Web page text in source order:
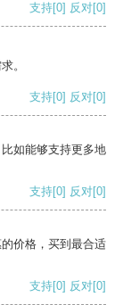
支持[0] 反对[0]
。
支持[0] 反对[0]
如能够支持更多地
支持[0] 反对[0]
价格，买到最合适
支持[0] 反对[0]